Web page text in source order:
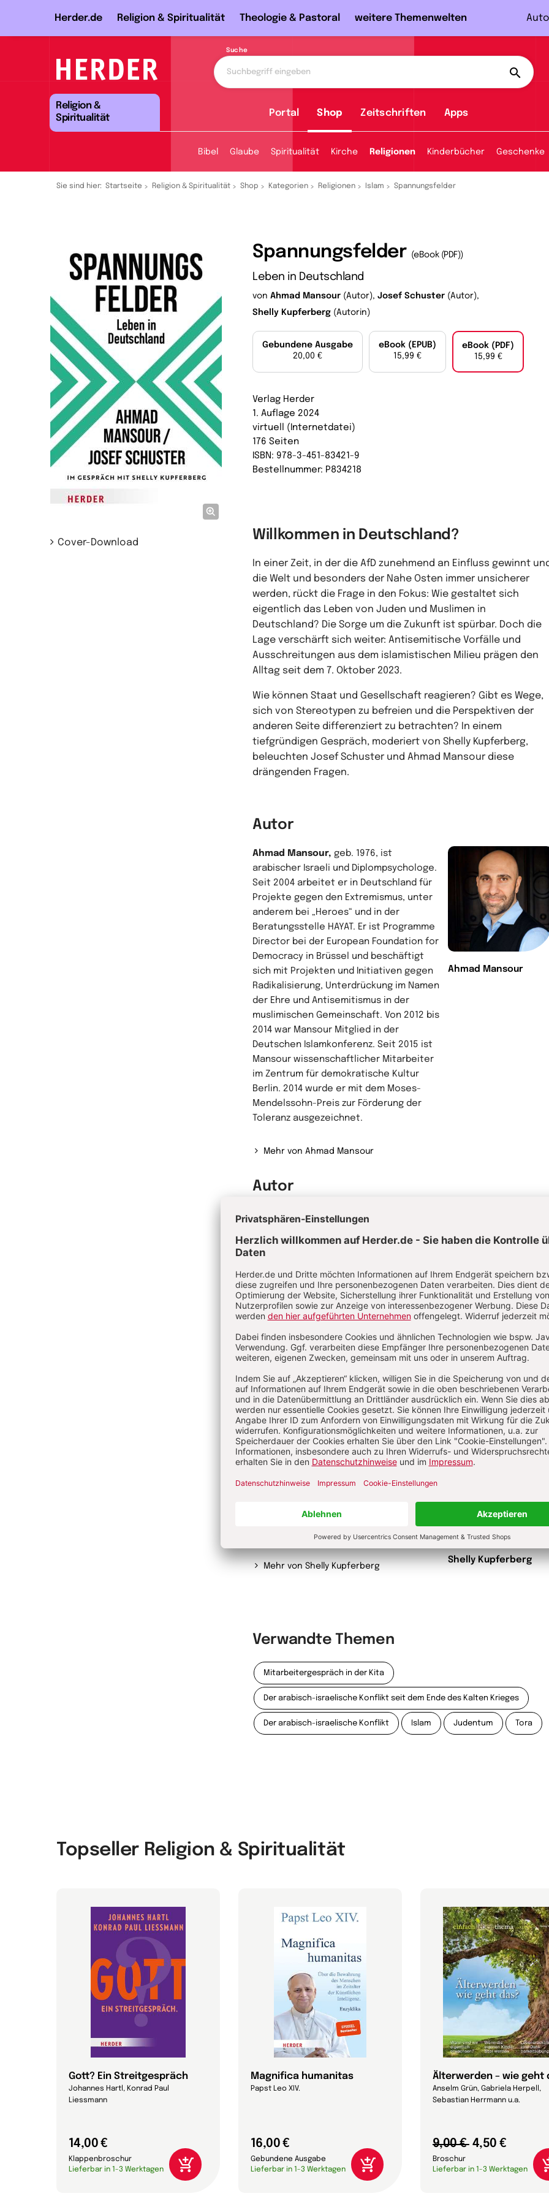
Herder.de Religion & Spiritualität Theologie & Pastoral weitere Themenwelten
Suche
Religion &
Spiritualität
Portal Shop Zeitschriften Apps
Bibel Glaube Spiritualität Kirche Religionen Kinderbücher Geschenke
Sie sind hier: Startseite Religion & Spiritualität Shop Kategorien Religionen Islam Spannungsfelder
Cover-Download
Spannungsfelder (eBook (PDF))
Leben in Deutschland
von Ahmad Mansour (Autor), Josef Schuster (Autor),
Shelly Kupferberg (Autorin)
Gebundene Ausgabe
20,00 €
eBook (EPUB)
15,99 €
eBook (PDF)
15,99 €
Verlag Herder
1. Auflage 2024
virtuell (Internetdatei)
176 Seiten
ISBN: 978-3-451-83421-9
Bestellnummer: P834218
Willkommen in Deutschland?
In einer Zeit, in der die AfD zunehmend an Einfluss gewinnt
die Welt und besonders der Nahe Osten immer unsicherer
werden, rückt die Frage in den Fokus: Wie gestaltet sich
eigentlich das Leben von Juden und Muslimen in
Deutschland? Die Sorge um die Zukunft ist spürbar. Doch die
Lage verschärft sich weiter: Antisemitische Vorfälle und
Ausschreitungen aus dem islamistischen Milieu prägen den
Alltag seit dem 7. Oktober 2023.
Wie können Staat und Gesellschaft reagieren? Gibt es Wege,
sich von Stereotypen zu befreien und die Perspektiven der
anderen Seite differenziert zu betrachten? In einem
tiefgründigen Gespräch, moderiert von Shelly Kupferberg,
beleuchten Josef Schuster und Ahmad Mansour diese
drängenden Fragen.
Autor
Ahmad Mansour
Ahmad Mansour, geb. 1976, ist
arabischer Israeli und Diplompsychologe.
Seit 2004 arbeitet er in Deutschland für
Projekte gegen den Extremismus, unter
anderem bei „Heroes“ und in der
Beratungsstelle HAYAT. Er ist Programme
Director bei der European Foundation for
Democracy in Brüssel und beschäftigt
sich mit Projekten und Initiativen gegen
Radikalisierung, Unterdrückung im Namen
der Ehre und Antisemitismus in der
muslimischen Gemeinschaft. Von 2012 bis
2014 war Mansour Mitglied in der
Deutschen Islamkonferenz. Seit 2015 ist
Mansour wissenschaftlicher Mitarbeiter
im Zentrum für demokratische Kultur
Berlin. 2014 wurde er mit dem Moses-
Mendelssohn-Preis zur Förderung der
Toleranz ausgezeichnet.
Mehr von Ahmad Mansour
Autor
Präsident des
Zentralrats der Juden
Dr. Josef Schuster ist ein deutscher
Zentralrats der Juden in Deutschland.
Zugleich ist er Vizepräsident des World
Jewish Congress und des European
Jewish Congress. Er ist in Haifa geboren,
1956 kehrten seine Eltern in die
väterliche Heimat Unterfranken zurück.
Er lebt in Würzburg.
Autorin
Shelly Kupferberg
Shelly Kupferberg, geb. 1974 in Tel Aviv,
aufgewachsen in West-Berlin; Studium
Musikwissenschaften. Die Journalistin
arbeitet für Deutschlandfunk Kultur und
RBB Kultur. 2022 erschien ihr Roman
"Isidor. Ein jüdisches Leben".
Mehr von Shelly Kupferberg
Verwandte Themen
Mitarbeitergespräch in der Kita
Der arabisch-israelische Konflikt seit dem Ende des Kalten Krieges
Der arabisch-israelische Konflikt Islam Judentum Tora
Topseller Religion & Spiritualität
Gott? Ein Streitgespräch
Johannes Hartl, Konrad Paul
Liessmann
14,00 €
Klappenbroschur
Lieferbar in 1-3 Werktagen
Magnifica humanitas
Papst Leo XIV.
16,00 €
Gebundene Ausgabe
Lieferbar in 1-3 Werktagen
Älterwerden – wie geht
Anselm Grün, Gabriela Herpell,
Sebastian Herrmann u.a.
9,00 € 4,50 €
Broschur
Lieferbar in 1-3 Werktagen